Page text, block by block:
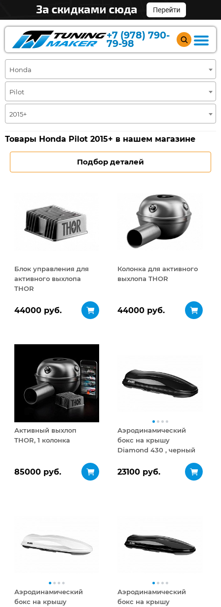
+7 (978) 790-
79-98
Honda
Pilot
2015+
Товары Honda Pilot 2015+ в нашем магазине
Подбор деталей
Блок управления для
активного выхлопа
THOR
44000 руб.
Колонка для активного
выхлопа THOR
44000 руб.
Активный выхлоп
THOR, 1 колонка
85000 руб.
Аэродинамический
бокс на крышу
Diamond 430 , черный
23100 руб.
Аэродинамический
бокс на крышу
Аэродинамический
бокс на крышу